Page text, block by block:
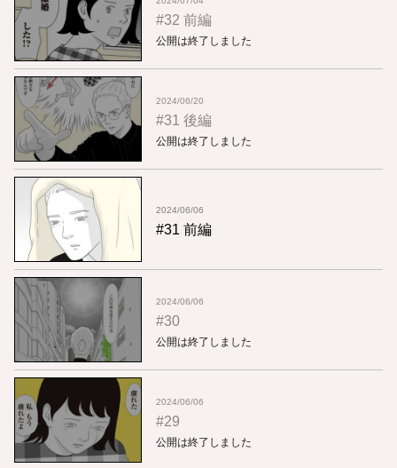
#32 前編
公開は終了しました
2024/06/20
#31 後編
公開は終了しました
2024/06/06
#31 前編
2024/06/06
#30
公開は終了しました
2024/06/06
#29
公開は終了しました